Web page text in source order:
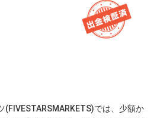
(FIVESTARSMARKETS)では、少額か